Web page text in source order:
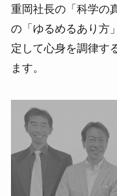
重岡社長の「科学の
の「ゆるめるあり方
定して心身を調律す
ます。